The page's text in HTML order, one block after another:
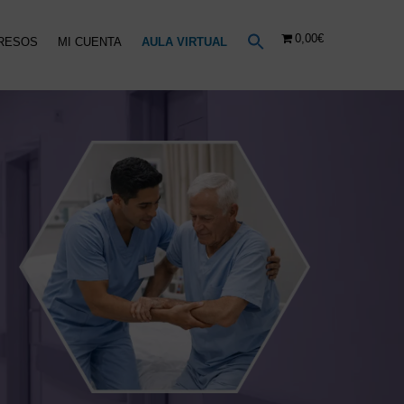
MI CUENTA AULA VIRTUAL 0,00€